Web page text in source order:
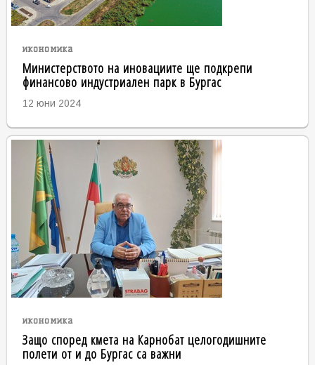
икономика
Министерството на иновациите ще подкрепи
финансово индустриален парк в Бургас
12 юни 2024
икономика
Защо според кмета на Карнобат целогодишните
полети от и до Бургас са важни